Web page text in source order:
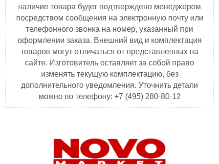
наличие товара будет подтверждено менеджером
посредством сообщения на электронную почту или
телефонного звонка на номер, указанный при
оформлении заказа. Внешний вид и комплектация
товаров могут отличаться от представленных на
сайте. Изготовитель оставляет за собой право
изменять текущую комплектацию, без
дополнительного уведомления. Уточнить детали
можно по телефону: +7 (495) 280-80-12